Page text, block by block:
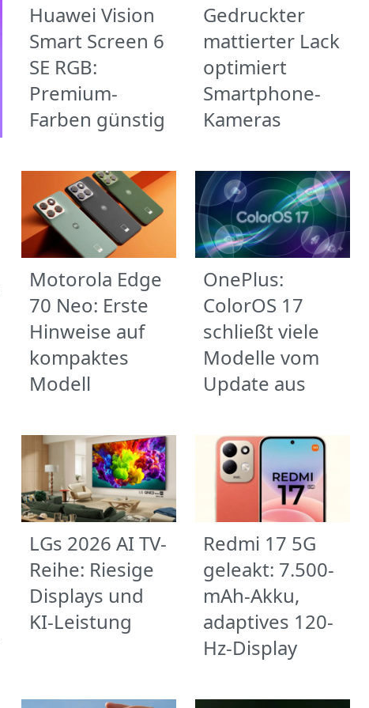
Huawei Vision
Smart Screen 6
SE RGB:
Premium-
Farben günstig
Gedruckter
mattierter Lack
optimiert
Smartphone-
Kameras
Motorola Edge
70 Neo: Erste
Hinweise auf
kompaktes
Modell
OnePlus:
ColorOS 17
schließt viele
Modelle vom
Update aus
LGs 2026 AI TV-
Reihe: Riesige
Displays und
KI-Leistung
Redmi 17 5G
geleakt: 7.500-
mAh-Akku,
adaptives 120-
Hz-Display